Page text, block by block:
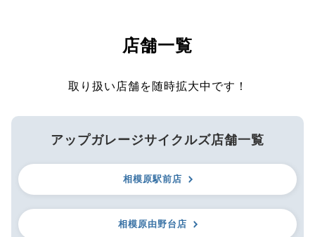
店舗一覧
取り扱い店舗を随時拡大中です！
アップガレージサイクルズ店舗一覧
相模原駅前店
相模原由野台店